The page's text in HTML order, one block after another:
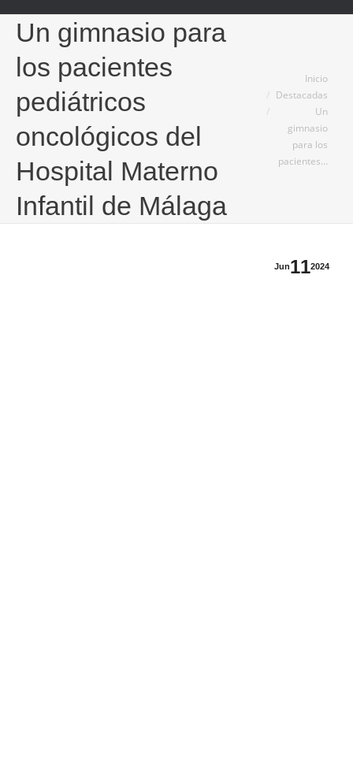
Un gimnasio para
los pacientes
pediátricos
oncológicos del
Hospital Materno
Infantil de Málaga
Estás aquí:Inicio
Destacadas
Un
gimnasio
para los
pacientes…
Jun112024